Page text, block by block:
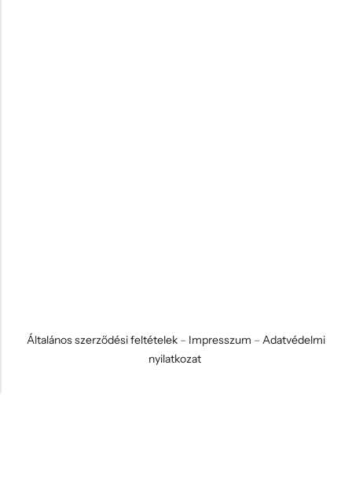
Általános szerződési feltételek – Impresszum – Adatvédelmi
nyilatkozat